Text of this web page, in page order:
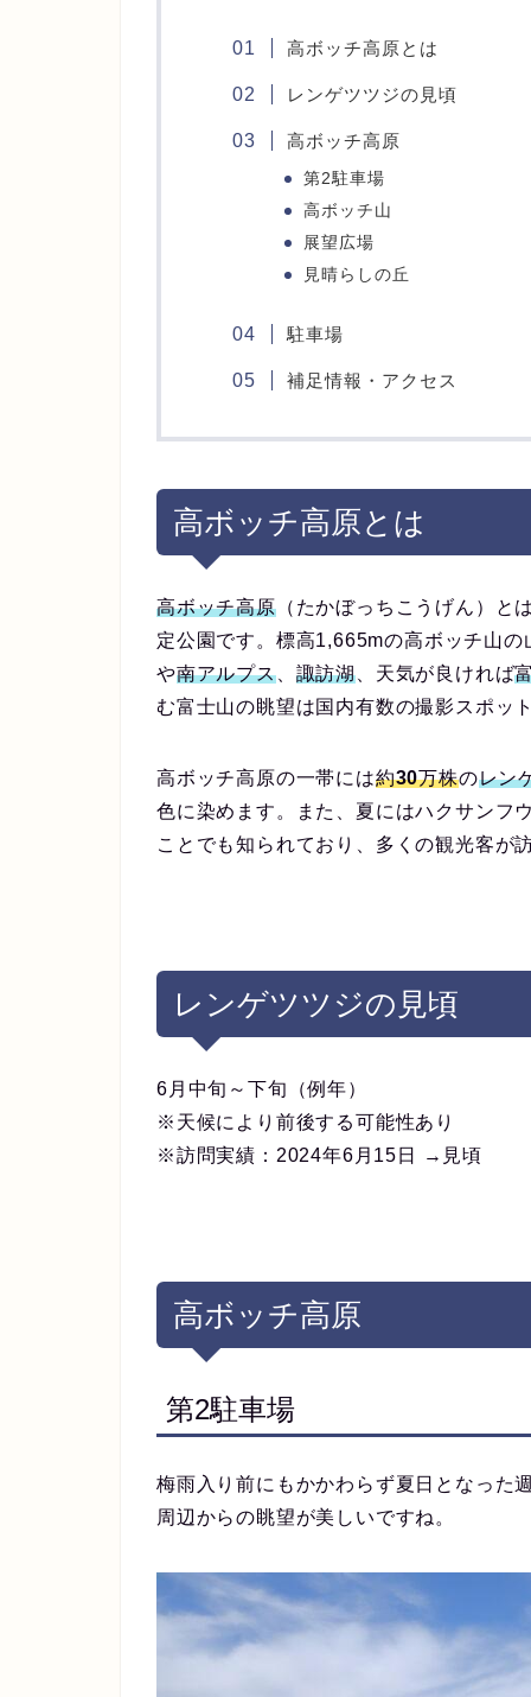
高ボッチ高原とは
レンゲツツジの見頃
高ボッチ高原
第2駐車場
高ボッチ山
展望広場
見晴らしの丘
駐車場
補足情報・アクセス
高ボッチ高原とは
高ボッチ高原（たかぼっちこうげん）と
定公園です。標高1,665mの高ボッチ山の
や南アルプス、 諏訪湖 、天気が良ければ
む富士山の眺望は国内有数の撮影スポッ
高ボッチ高原の一帯には約30万株のレン
色に染めます。また、夏にはハクサンフ
ことでも知られており、多くの観光客が
レンゲツツジの見頃
6月中旬～下旬（例年）
※天候により前後する可能性あり
※訪問実績：2024年6月15日 →見頃
高ボッチ高原
第2駐車場
梅雨入り前にもかかわらず夏日となった
周辺からの眺望が美しいですね。